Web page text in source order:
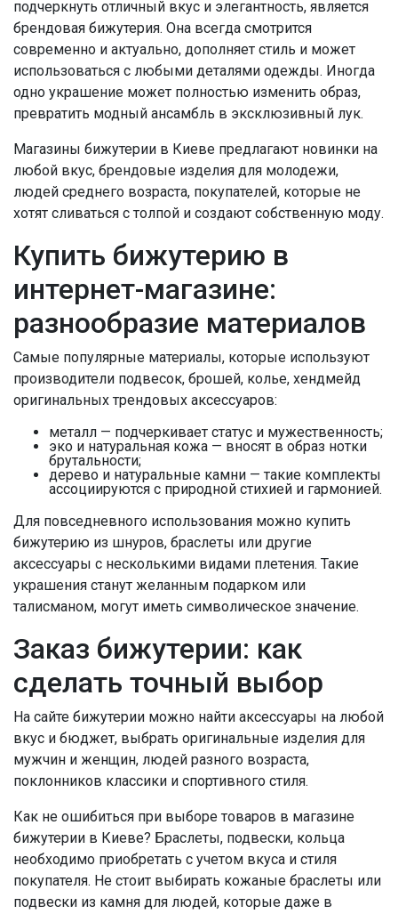
подчеркнуть отличный вкус и элегантность, является
брендовая бижутерия. Она всегда смотрится
современно и актуально, дополняет стиль и может
использоваться с любыми деталями одежды. Иногда
одно украшение может полностью изменить образ,
превратить модный ансамбль в эксклюзивный лук.
Магазины бижутерии в Киеве предлагают новинки на
любой вкус, брендовые изделия для молодежи,
людей среднего возраста, покупателей, которые не
хотят сливаться с толпой и создают собственную моду.
Купить бижутерию в
интернет-магазине:
разнообразие материалов
Самые популярные материалы, которые используют
производители подвесок, брошей, колье, хендмейд
оригинальных трендовых аксессуаров:
металл — подчеркивает статус и мужественность;
эко и натуральная кожа — вносят в образ нотки
брутальности;
дерево и натуральные камни — такие комплекты
ассоциируются с природной стихией и гармонией.
Для повседневного использования можно купить
бижутерию из шнуров, браслеты или другие
аксессуары с несколькими видами плетения. Такие
украшения станут желанным подарком или
талисманом, могут иметь символическое значение.
Заказ бижутерии: как
сделать точный выбор
На сайте бижутерии можно найти аксессуары на любой
вкус и бюджет, выбрать оригинальные изделия для
мужчин и женщин, людей разного возраста,
поклонников классики и спортивного стиля.
Как не ошибиться при выборе товаров в магазине
бижутерии в Киеве? Браслеты, подвески, кольца
необходимо приобретать с учетом вкуса и стиля
покупателя. Не стоит выбирать кожаные браслеты или
подвески из камня для людей, которые даже в